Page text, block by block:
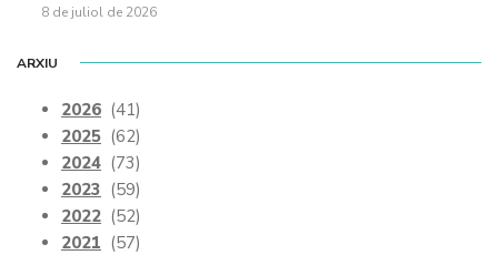
8 de juliol de 2026
ARXIU
2026 (41)
2025 (62)
2024 (73)
2023 (59)
2022 (52)
2021 (57)